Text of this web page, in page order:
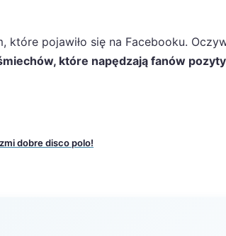
które pojawiło się na Facebooku.
które napędzają fanów
dobre disco polo!